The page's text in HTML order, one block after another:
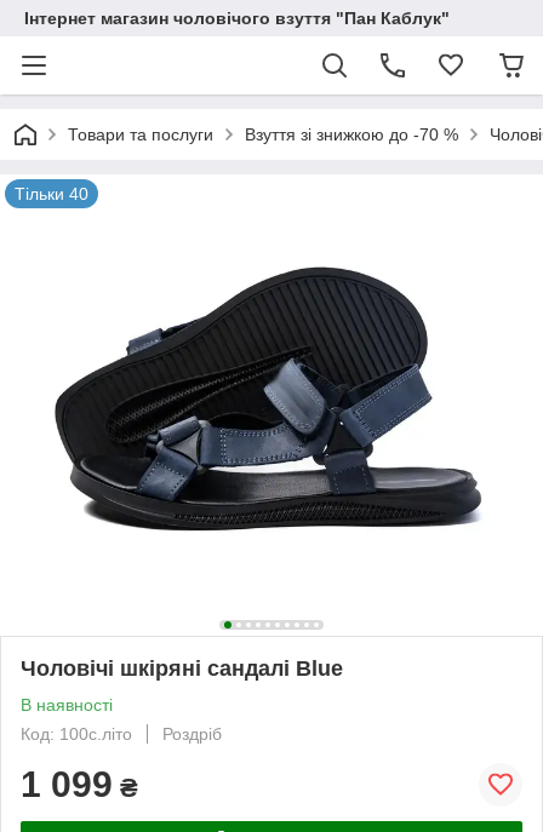
Інтернет магазин чоловічого взуття "Пан Каблук"
Товари та послуги Взуття зі знижкою до -70 %
Тільки 40
Чоловічі шкіряні сандалі Blue
В наявності
Код: 100с.літо
Роздріб
1 099 ₴